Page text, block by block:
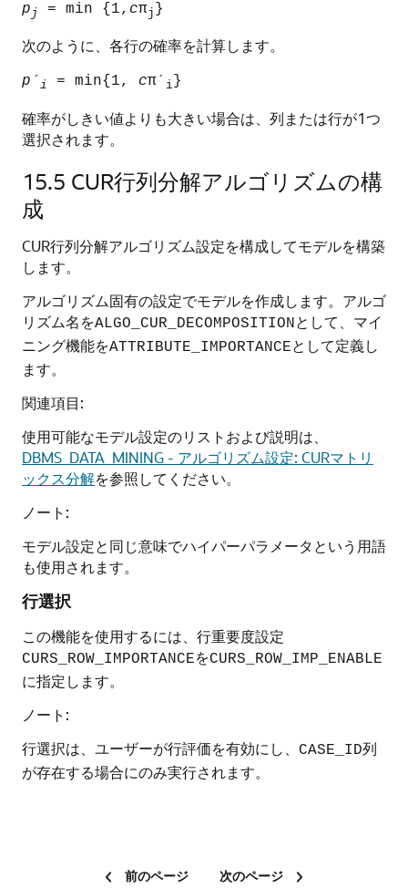
p j = min {1, cπj }
次のように、各行の確率を計算します。
pˊ i = min{1, cπˊ i }
確率がしきい値よりも大きい場合は、列または行が1つ
選択されます。
15.5 CUR行列分解アルゴリズムの構
成
CUR行列分解アルゴリズム設定を構成してモデルを構築
します。
アルゴリズム固有の設定でモデルを作成します。アルゴ
リズム名をALGO_CUR_DECOMPOSITION として、マイ
ニング機能をATTRIBUTE_IMPORTANCEとして定義し
ます。
関連項目:
使用可能なモデル設定のリストおよび説明は、
DBMS_DATA_MINING - アルゴリズム設定: CURマトリ
ックス分解を参照してください。
ノート:
モデル設定と同じ意味でハイパーパラメータという用語
も使用されます。
行選択
この機能を使用するには、行重要度設定
CURS_ROW_IMPORTANCEをCURS_ROW_IMP_ENABLE
に指定します。
ノート:
行選択は、ユーザーが行評価を有効にし、
CASE_ID列
が存在する場合にのみ実行されます。
前のページ 次のページ